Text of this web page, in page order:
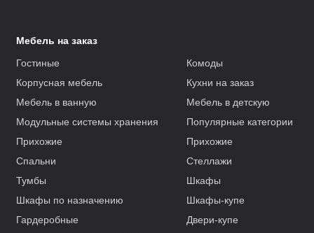
Мебель на заказ
Гостиные
Комоды
Корпусная мебель
Кухни на заказ
Мебель в ванную
Мебель в детскую
Модульные системы хранения
Популярные категории
Прихожие
Прихожие
Спальни
Стеллажи
Тумбы
Шкафы
Шкафы по назначению
Шкафы-купе
Гардеробные
Двери-купе